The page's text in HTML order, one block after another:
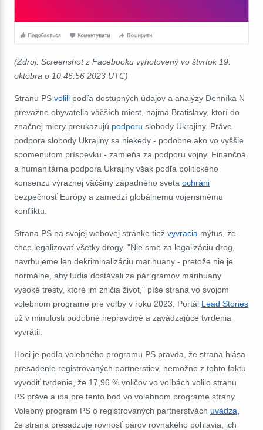
(Zdroj: Screenshot z Facebooku vyhotovený vo štvrtok 19.
októbra o 10:46:56 2023 UTC)
Stranu PS volili podľa dostupných údajov a analýzy Denníka N
prevažne obyvatelia väčších miest, najmä Bratislavy, ktorí do
značnej miery preukazujú podporu slobody Ukrajiny. Práve
podpora slobody Ukrajiny sa niekedy - podobne ako vo vyššie
spomenutom príspevku - zamieňa za podporu vojny. Finančná
a humanitárna podpora Ukrajiny však podľa politického
konsenzu výraznej väčšiny západného sveta ochráni
bezpečnosť Európy a zamedzí globálnemu vojensmému
konfliktu.
Strana PS na svojej webovej stránke tiež vyvracia mýtus, že
chce legalizovať všetky drogy. "Nie sme za legalizáciu drog,
navrhujeme len dekriminalizáciu marihuany - pretože nie je
normálne, aby ľudia dostávali za pár gramov marihuany
vysoké tresty, ktoré im zničia život," píše strana vo svojom
volebnom programe pre voľby v roku 2023. Portál Lead Stories
už v minulosti podobné nepravdivé a zavádzajúce tvrdenia
vyvrátil.
Hoci je podľa volebného programu PS pravda, že strana hlása
presadenie registrovaných partnerstiev, nemožno z tohto faktu
vyvodiť tvrdenie, že 17,96 % voličov vo voľbách volilo stranu
PS práve a iba pre tento bod vo volebnom programe strany.
Volebný program PS o registrovaných partnerstvách uvádza
že strana presadzuje rovnosť párov rovnakého pohlavia, ich